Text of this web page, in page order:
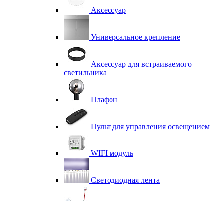
Аксессуар
Универсальное крепление
Аксессуар для встраиваемого
светильника
Плафон
Пульт для управления освещением
WIFI модуль
Светодиодная лента